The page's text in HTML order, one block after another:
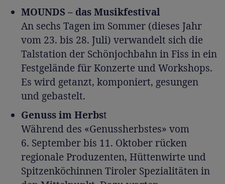
MOUNDS – das Musikfestival
An sechs Tagen im Sommer (dieses Jahr
vom 23. bis 28. Juli) verwandelt sich die
Talstation der Schönjochbahn in Fiss in ein
Festgelände für Konzerte und Workshops.
Es wird getanzt, komponiert, gesungen
und gebastelt.
Genuss im Herbst
Während des «Genussherbstes» vom
6. September bis 11. Oktober rücken
regionale Produzenten, Hüttenwirte und
Spitzenköchinnen Tiroler Spezialitäten in